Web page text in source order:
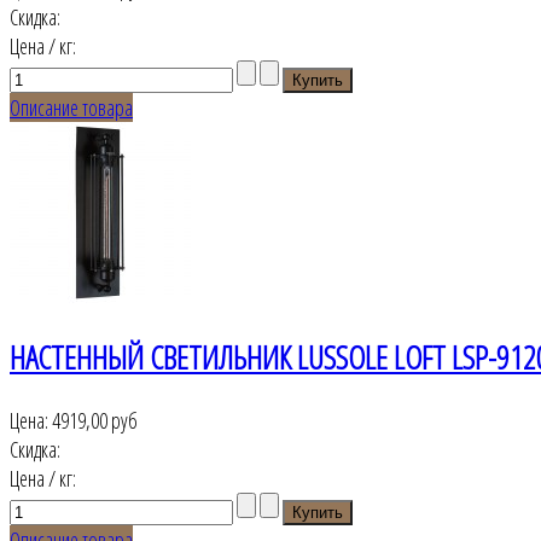
Скидка:
Цена / кг:
Описание товара
НАСТЕННЫЙ СВЕТИЛЬНИК LUSSOLE LOFT LSP-
Цена:4919,00 руб
Скидка:
Цена / кг: